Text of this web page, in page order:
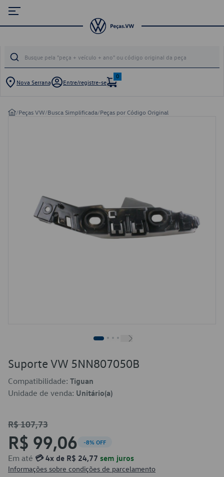
Nova Serrana Entre/registre-se
0
/Peças VW/Busca Simplificada/Peças por Código Original
Suporte VW 5NN807050B
Compatibilidade: Tiguan
Unidade de venda: Unitário(a)
R$ 107,73
R$ 99,06 -8% OFF
Em até 💳 4x de R$ 24,77 sem juros
Informações sobre condições de parcelamento